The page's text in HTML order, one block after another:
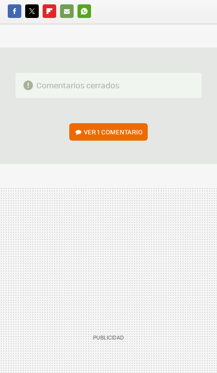
FACEBOOK
TWITTERFLIPBOARD
E-
WHATSAPP
Comentarios cerrados
VER1 COMENTARIO